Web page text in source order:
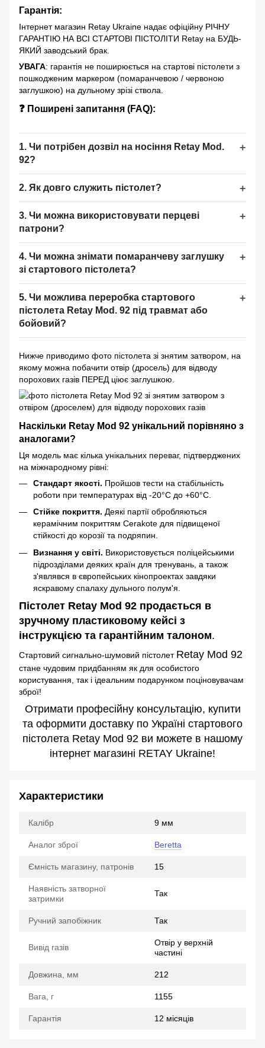
Гарантія:
Інтернет магазин Retay Ukraine надає офіційну РІЧНУ
ГАРАНТІЮ НА ВСІ СТАРТОВІ ПІСТОЛІТИ Retay на БУДЬ-
ЯКИЙ заводський брак.
УВАГА: гарантія не поширюється на стартові пістолети з
пошкодженим маркером (помаранчевою / червоною
заглушкою) на дульному зрізі ствола.
❓ Поширені запитання (FAQ):
1. Чи потрібен дозвіл на носіння Retay Mod.
92?
2. Як довго служить пістолет?
3. Чи можна використовувати перцеві
патрони?
4. Чи можна знімати помаранчеву заглушку
зі стартового пістолета?
5. Чи можлива переробка стартового
пістолета Retay Mod. 92 під травмат або
бойовий?
Нижче приводимо фото пістолета зі знятим затвором, на
якому можна побачити отвір (дросель) для відводу
порохових газів ПЕРЕД ціює заглушкою.
Наскільки Retay Mod 92 унікальний порівняно з
аналогами?
Ця модель має кілька унікальних переваг, підтверджених
на міжнародному рівні:
Стандарт якості. Пройшов тести на стабільність
роботи при температурах від -20°C до +60°C.
Стійке покриття. Деякі партії обробляються
керамічним покриттям Cerakote для підвищеної
стійкості до корозії та подряпин.
Визнання у світі. Використовується поліцейськими
підрозділами деяких країн для тренувань, а також
з'являвся в європейських кінопроектах завдяки
яскравому спалаху дульного полум'я.
Пістолет Retay Mod 92 продається в
зручному пластиковому кейсі з
інструкцією та гарантійним талоном.
Стартовий сигнально-шумовий пістолет Retay Mod 92
стане чудовим придбанням як для особистого
користування, так і ідеальним подарунком поціновувачам
зброї!
Отримати професійну консультацію, купити
та оформити доставку по Україні стартового
пістолета Retay Mod 92 ви можете в нашому
інтернет магазині RETAY Ukraine!
Характеристики
Калібр 9 мм
Аналог зброї Beretta
Ємність магазину, патронів 15
Наявність затворної
затримки
Так
Ручний запобіжник Так
Вивід газів
Отвір у верхній
частині
Довжина, мм 212
Вага, г 1155
Гарантія 12 місяців